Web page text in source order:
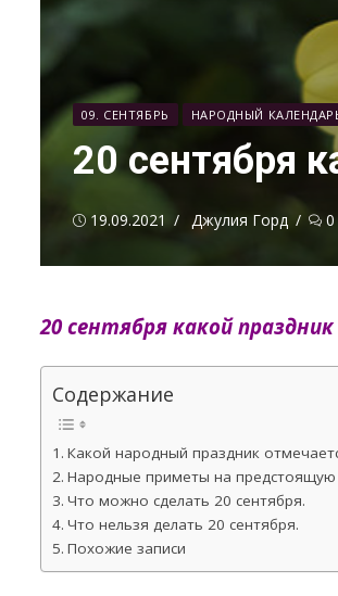
09. СЕНТЯБРЬ НАРОДНЫЙ
20 сентября
Опубликовано
19.09.2021 Автор
Джулия Горд 0
20 сентября какой праздник
Содержание
Какой народный праздник
Народные приметы на предстоящую
Что можно сделать 20 сентября.
Что нельзя делать 20 сентября.
Похожие записи